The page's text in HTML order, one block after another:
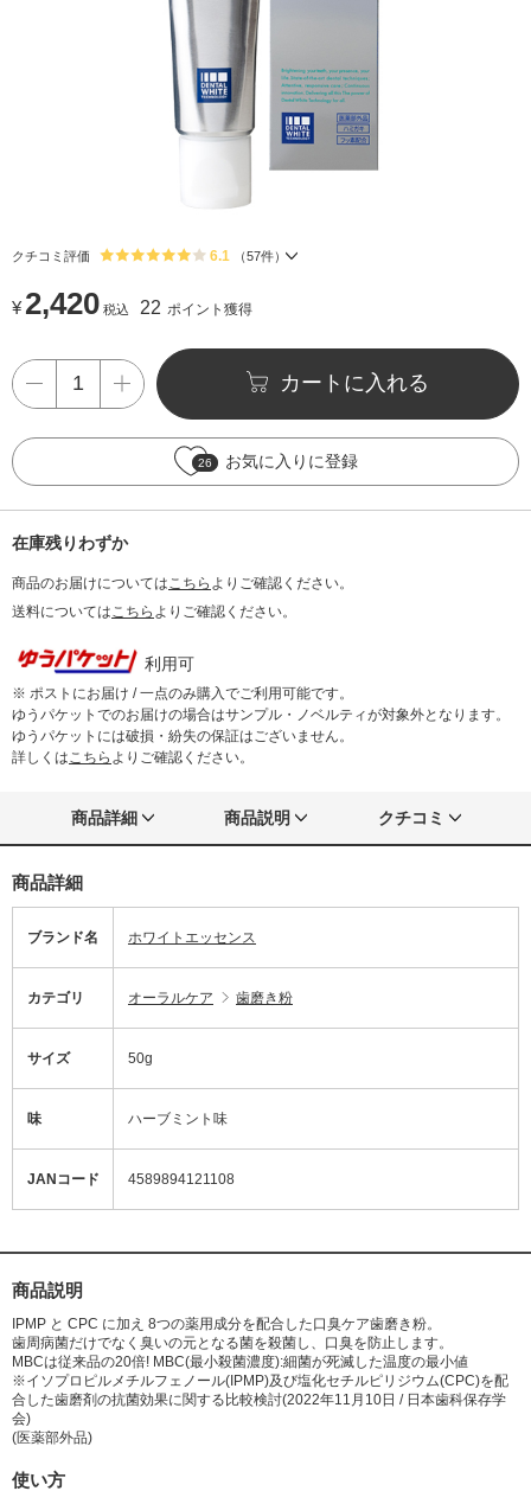
クチコミ評価 6.1 （57件）
¥ 2,420 税込 22 ポイント獲得
カートに入れる
26 お気に入りに登録
在庫残りわずか
商品のお届けについては こちら よりご確認ください。
送料については こちら よりご確認ください。
利用可
※ ポストにお届け / 一点のみ購入でご利用可能です。
ゆうパケットでのお届けの場合はサンプル・ノベルティが対象外となります。
ゆうパケットには破損・紛失の保証はございません。
詳しくは こちら よりご確認ください。
商品詳細 商品説明 クチコミ
商品詳細
ブランド名 ホワイトエッセンス
カテゴリ オーラルケア 歯磨き粉
サイズ 50g
味 ハーブミント味
JANコード 4589894121108
商品説明
IPMP と CPC に加え 8つの薬用成分を配合した口臭ケア歯磨き粉。
歯周病菌だけでなく臭いの元となる菌を殺菌し、口臭を防止します。
MBCは従来品の20倍! MBC(最小殺菌濃度):細菌が死滅した温度の最小値
※イソプロピルメチルフェノール(IPMP)及び塩化セチルピリジウム(CPC)を配
合した歯磨剤の抗菌効果に関する比較検討(2022年11月10日 / 日本歯科保存学
会)
(医薬部外品)
使い方